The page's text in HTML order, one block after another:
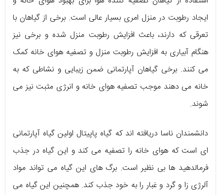
ایجاد رطوبت در منزل امری بسیار عالی است. برخی از گیاهان با
تعرقی که دارند، باعث افزایش رطوبت منزل شده و برخی نیز
هنگام آبیاری به افزایش رطوبت منزل و تصفیه هوای خانه کمک
می کنند. برخی گیاهان آپارتمانی ضمن زیبایی و نشاطی که به
خانه می دهند موجب تصفیه هوای خانه و انرژی مثبت نیز می
شوند.
دانشمندان ناسا دریافته اند که گیاه پاپیتال اولین گیاه آپارتمانی
ای است که هوای خانه را تصفیه می کند و این گیاه در جذب
فرمالدهید ها بی نظیر است. برگ های این گیاه می تواند مواد
آلرژی زا و گرد و غبار را به خود جذب کند. همچنین این گیاه می